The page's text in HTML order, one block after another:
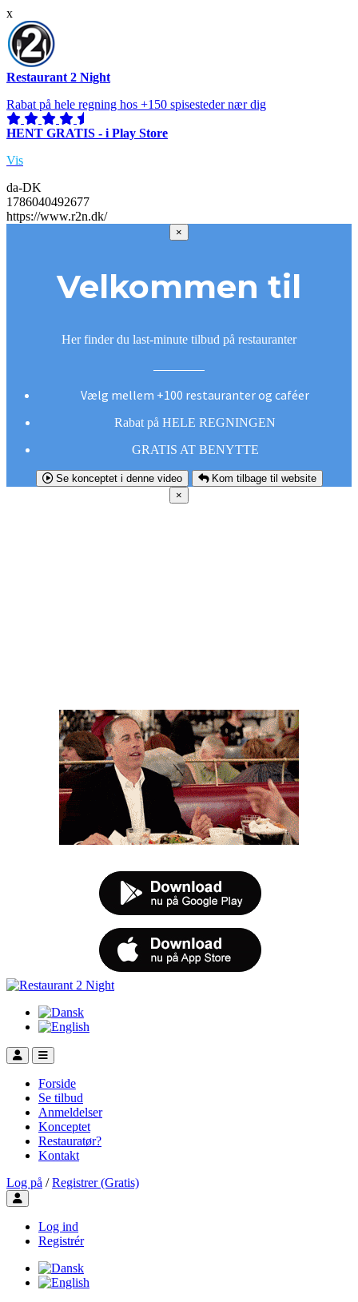
x
Restaurant 2 Night
Rabat på hele regning hos +150 spisesteder nær dig
HENT GRATIS - i Play Store
Vis
da-DK
1786040492677
https://www.r2n.dk/
×
Velkommen til
Her finder du last-minute tilbud på restauranter
Vælg mellem +100 restauranter og caféer
Rabat på HELE REGNINGEN
GRATIS AT BENYTTE
Se konceptet i denne video
Kom tilbage til website
×
Forside
Se tilbud
Anmeldelser
Konceptet
Restauratør?
Kontakt
Log på / Registrer (Gratis)
Toggle user menu
Log ind
Registrér